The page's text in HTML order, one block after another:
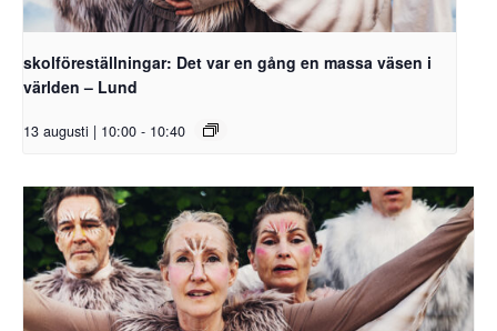
skolföreställningar: Det var en gång en massa väsen i
världen – Lund
13 augusti | 10:00 - 10:40